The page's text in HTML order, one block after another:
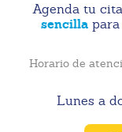
Agenda tu
sencilla
Horario de
Lunes a